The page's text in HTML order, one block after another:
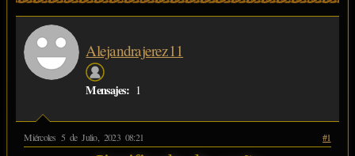
Alejandrajerez11
Mensajes: 1
Miércoles 5 de Julio, 2023 08:21 #1